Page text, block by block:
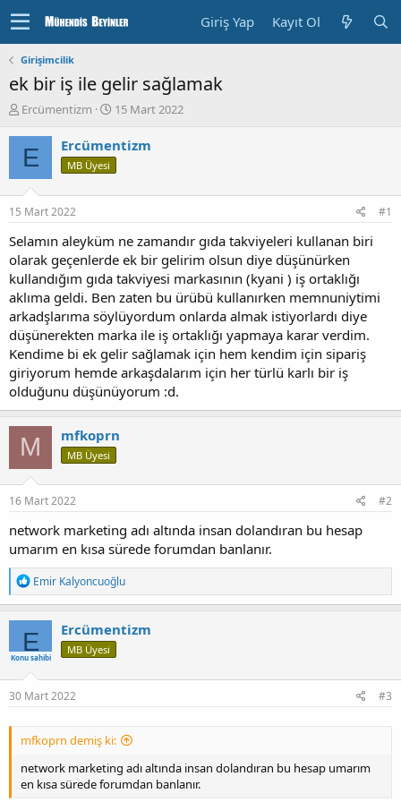
Giriş Yap Kayıt Ol
Girişimcilik
ek bir iş ile gelir sağlamak
K
n
u
b
a
ş
a
t
a
n
Ercümentizm
B
ş
l
a
a
r
i
h
i
15 Mart 2022
E Ercümentizm
MB Üyesi
15 Mart 2022 #1
Selamın aleyküm ne zamandır gıda takviyeleri kullanan biri
olarak geçenlerde ek bir gelirim olsun diye düşünürken
kullandığım gıda takviyesi markasının (kyani ) iş ortaklığı
aklıma geldi. Ben zaten bu ürübü kullanırken memnuniytimi
arkadşlarıma söylüyordum onlarda almak istiyorlardı diye
düşünerekten marka ile iş ortaklığı yapmaya karar verdim.
Kendime bi ek gelir sağlamak için hem kendim için sipariş
giriyorum hemde arkaşdalarım için her türlü karlı bir iş
olduğunu düşünüyorum :d.
M mfkoprn
MB Üyesi
16 Mart 2022 #2
network marketing adı altında insan dolandıran bu hesap
umarım en kısa sürede forumdan banlanır.
T
e
p
k
i
l
e
r
:
Emir Kalyoncuoğlu
Konu sahibi
E Ercümentizm
MB Üyesi
30 Mart 2022 #3
mfkoprn demiş ki:
network marketing adı altında insan dolandıran bu hesap umarım
en kısa sürede forumdan banlanır.